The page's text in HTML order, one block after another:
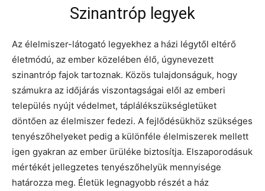
Szinantróp legyek
Az élelmiszer-látogató legyekhez a házi légytől eltérő
életmódú, az ember közelében élő, úgynevezett
szinantróp fajok tartoznak. Közös tulajdonságuk, hogy
számukra az időjárás viszontagságai elől az emberi
település nyújt védelmet, táplálékszükségletüket
döntően az élelmiszer fedezi. A fejlődésükhöz szükséges
tenyészőhelyeket pedig a különféle élelmiszerek mellett
igen gyakran az ember ürüléke biztosítja. Elszaporodásuk
mértékét jellegzetes tenyészőhelyük mennyisége
határozza meg. Életük legnagyobb részét a ház